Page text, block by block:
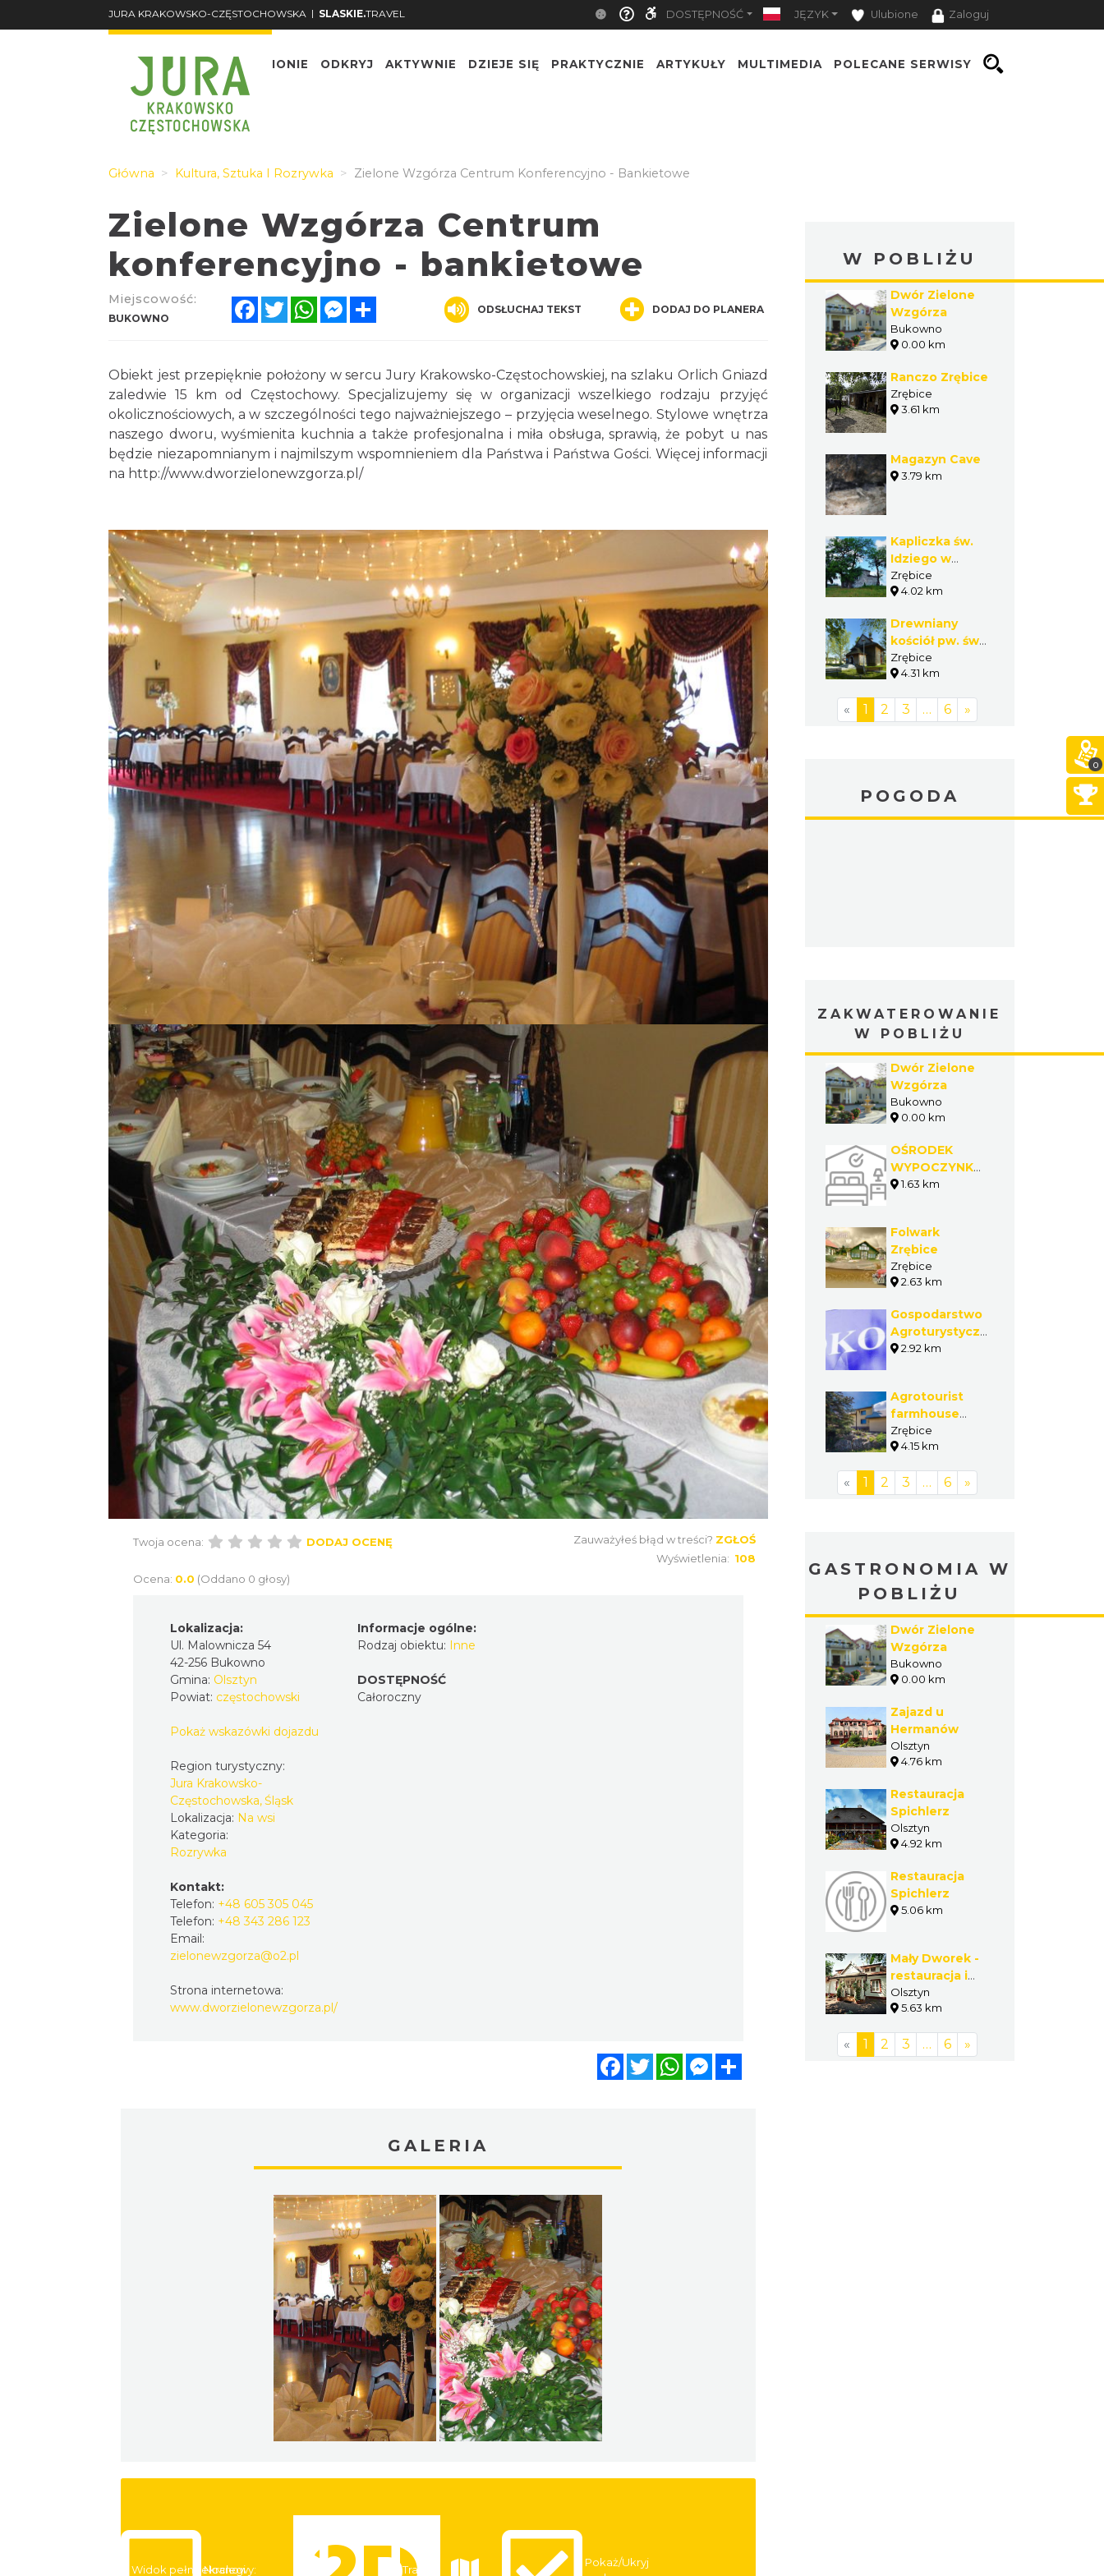
JURA KRAKOWSKO-CZĘSTOCHOWSKA | SLASKIE.TRAVEL DOSTĘPNOŚĆ JĘZYK Ulubione Zaloguj
O REGIONIE ODKRYJ AKTYWNIE DZIEJE SIĘ PRAKTYCZNIE ARTYKUŁY MULTIMEDIA POLECANE SERWISY
Główna Kultura, Sztuka I Rozrywka Zielone Wzgórza Centrum Konferencyjno - Bankietowe
Zielone Wzgórza Centrum
konferencyjno - bankietowe
Miejscowość:
BUKOWNO
FacebookTwitterWhatsAppMessenger ODSŁUCHAJ TEKST DODAJ DO PLANERA
Obiekt jest przepięknie położony w sercu Jury Krakowsko-Częstochowskiej, na szlaku Orlich Gniazd
zaledwie 15 km od Częstochowy. Specjalizujemy się w organizacji wszelkiego rodzaju przyjęć
okolicznościowych, a w szczególności tego najważniejszego – przyjęcia weselnego. Stylowe wnętrza
naszego dworu, wyśmienita kuchnia a także profesjonalna i miła obsługa, sprawią, że pobyt u nas
będzie niezapomnianym i najmilszym wspomnieniem dla Państwa i Państwa Gości. Więcej informacji
na http://www.dworzielonewzgorza.pl/
Twoja ocena: DODAJ OCENĘ
Ocena: 0.0 (Oddano 0 głosy)
Zauważyłeś błąd w treści? ZGŁOŚ
Wyświetlenia: 108
Lokalizacja:
Ul. Malownicza 54
42-256 Bukowno
Gmina: Olsztyn
Powiat: częstochowski
Pokaż wskazówki dojazdu
Region turystyczny:
Jura Krakowsko-
Częstochowska, Śląsk
Lokalizacja: Na wsi
Kategoria:
Rozrywka
Kontakt:
Telefon: +48 605 305 045
Telefon: +48 343 286 123
Email:
zielonewzgorza@o2.pl
Strona internetowa:
www.dworzielonewzgorza.pl/
Informacje ogólne:
Rodzaj obiektu: Inne
DOSTĘPNOŚĆ
Całoroczny
FacebookTwitterWhatsAppMessenger
GALERIA
Widok pełnoekranowy:
Noclegi Trasy
Pokaż/Ukryj
W POBLIŻU
Dwór Zielone
Wzgórza
Bukowno
0.00 km
Ranczo Zrębice
Zrębice
3.61 km
Magazyn Cave
3.79 km
Kapliczka św.
Idziego w
Zrębicach
Zrębice
4.02 km
Drewniany
kościół pw. św.
Idziego w
Zrębicach
Zrębice
4.31 km
« 1 2 3 … 6 »
POGODA
ZAKWATEROWANIE
W POBLIŻU
Dwór Zielone
Wzgórza
Bukowno
0.00 km
OŚRODEK
WYPOCZYNKOWY
"CARITAS"
1.63 km
Folwark
Zrębice
Zrębice
2.63 km
Gospodarstwo
Agroturystyczne
- Kisiel Alina
2.92 km
Agrotourist
farmhouse
"Pod
Amonitem"
Ammonite")
Zrębice
4.15 km
« 1 2 3 … 6 »
GASTRONOMIA W
POBLIŻU
Dwór Zielone
Wzgórza
Bukowno
0.00 km
Zajazd u
Hermanów
Olsztyn
4.76 km
Restauracja
Spichlerz
Olsztyn
4.92 km
Restauracja
Spichlerz
5.06 km
Mały Dworek -
restauracja i
pensjonat
Olsztyn
5.63 km
« 1 2 3 … 6 »
0